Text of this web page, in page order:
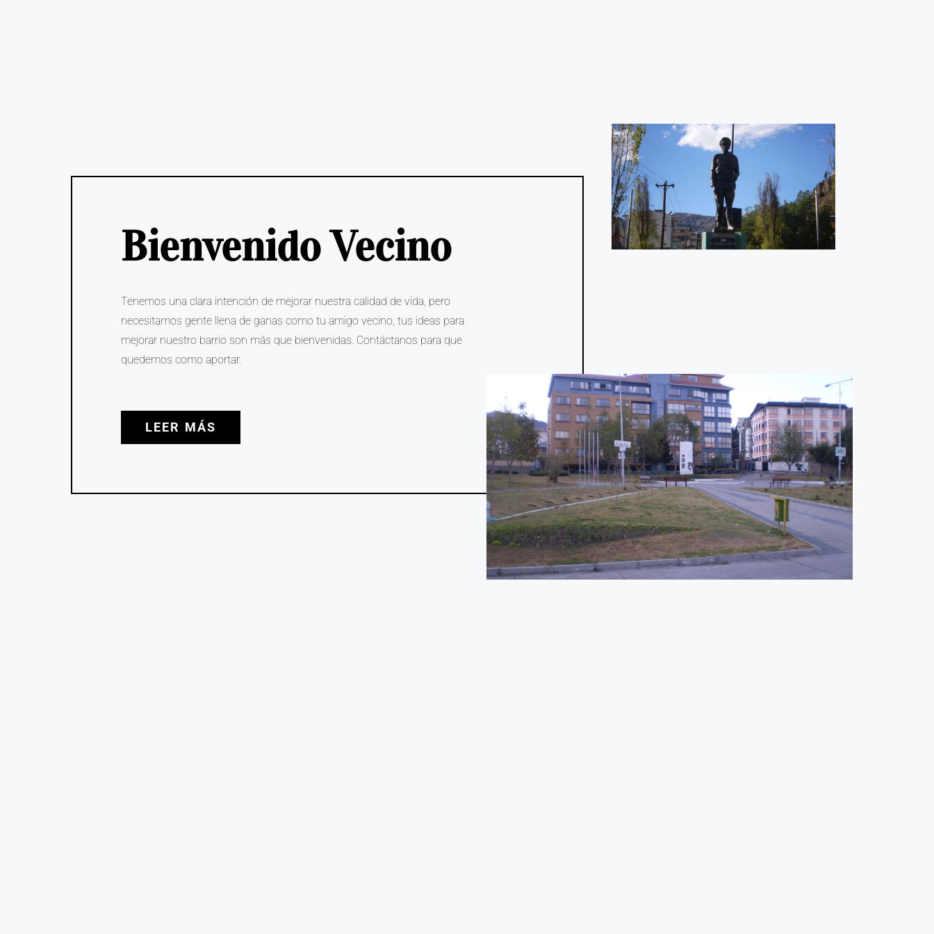
Bienvenido Vecino
Tenemos una clara intención de mejorar nuestra calidad de vida, pero
necesitamos gente llena de ganas como tu amigo vecino, tus ideas para
mejorar nuestro barrio son más que bienvenidas. Contáctanos para que
quedemos como aportar.
LEER MÁS